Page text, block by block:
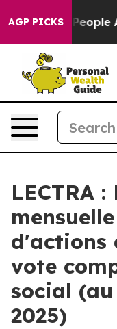
AGP PICKS
Win: “People
LECTRA
d'actions
vote
social
2025)